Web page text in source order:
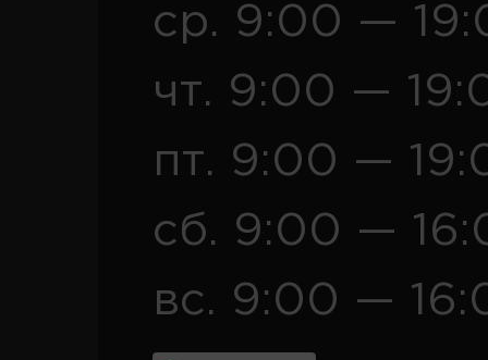
ср. 9:00 —
чт. 9:00 —
пт. 9:00 —
сб. 9:00 —
вс. 9:00 —